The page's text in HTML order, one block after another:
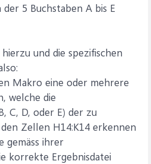
5 Buchstaben A bis E
und die spezifischen
Makro eine oder mehrere
welche die
C, D, oder E) der zu
Zellen H14:K14 erkennen
gemäss ihrer
korrekte Ergebnisdatei